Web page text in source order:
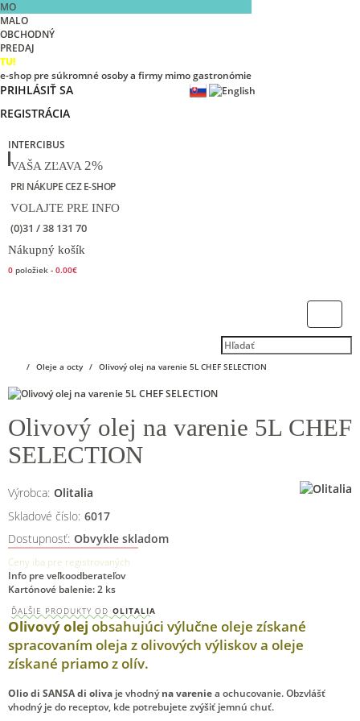
MO
MALO
OBCHODNÝ
PREDAJ
TU!
e-shop pre súkromné osoby a firmy mimo gastronómie
PRIHLÁSIŤ SA
REGISTRÁCIA
INTERCIBUS
VAŠA ZĽAVA 2%
PRI NÁKUPE CEZ E-SHOP
VOLAJTE PRE INFO
(0)31 / 38 131 70
Nákupný košík
0 položiek - 0.00€
Oleje a octy Olivový olej na varenie 5L CHEF SELECTION
Olivový olej na varenie 5L CHEF
SELECTION
Výrobca: Olitalia
Skladové číslo: 6017
Dostupnosť: Obvykle skladom
Ceny iba pre registrovaných
Info pre veľkoodberateľov
Kartónové balenie: 2 ks
ĎALŠIE PRODUKTY OD OLITALIA
Olivový olej obsahujúci výlučne oleje získané
spracovaním oleja z olivových výliskov a oleje
získané priamo z olív.
Olio di SANSA di oliva je vhodnýna vareniea ochucovanie. Obzvlášť
vhodný je do receptov, kde potrebujete zvýšiť jemnú chuť.